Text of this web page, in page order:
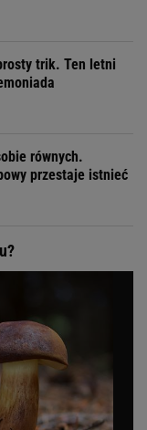
trik. Ten letni
równych.
przestaje istnieć